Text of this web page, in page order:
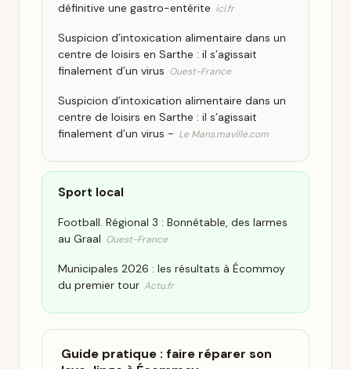
définitive une gastro-entérite ici.fr
Suspicion d’intoxication alimentaire dans un
centre de loisirs en Sarthe : il s’agissait
finalement d’un virus Ouest-France
Suspicion d’intoxication alimentaire dans un
centre de loisirs en Sarthe : il s’agissait
finalement d’un virus - Le Mans.maville.com
Sport local
Football. Régional 3 : Bonnétable, des larmes
au Graal Ouest-France
Municipales 2026 : les résultats à Écommoy
du premier tour Actu.fr
Guide pratique : faire réparer son